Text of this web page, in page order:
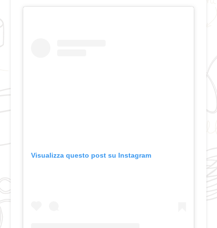
Visualizza questo post su Instagram